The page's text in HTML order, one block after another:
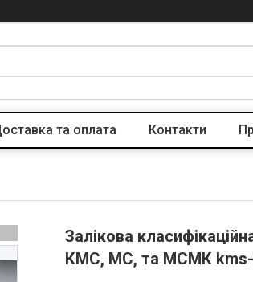
та оплата Контакти
Залікова
КМС, МС, та МСМК kms-